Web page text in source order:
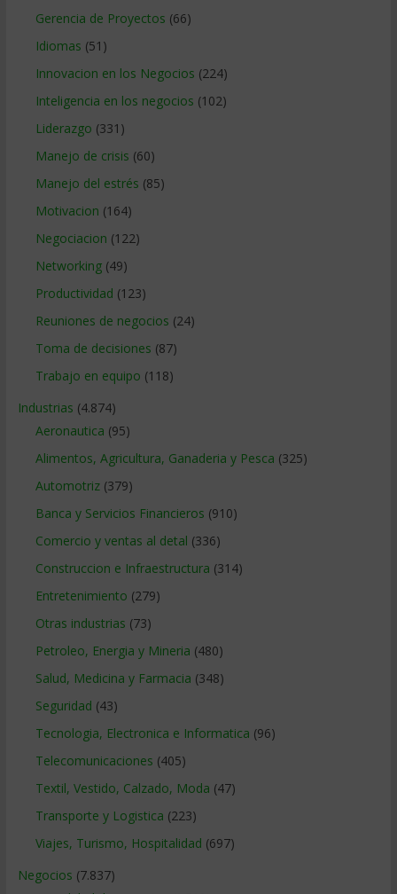
Gerencia de Proyectos (66)
Idiomas (51)
Innovacion en los Negocios (224)
Inteligencia en los negocios (102)
Liderazgo (331)
Manejo de crisis (60)
Manejo del estrés (85)
Motivacion (164)
Negociacion (122)
Networking(49)
Productividad (123)
Reuniones de negocios (24)
Toma de decisiones (87)
Trabajo en equipo (118)
Industrias (4.874)
Aeronautica (95)
Alimentos, Agricultura, Ganaderia y Pesca (325)
Automotriz(379)
Banca y Servicios Financieros (910)
Comercio y ventas al detal (336)
Construccion e Infraestructura (314)
Entretenimiento (279)
Otras industrias (73)
Petroleo, Energia y Mineria (480)
Salud, Medicina y Farmacia (348)
Seguridad (43)
Tecnologia, Electronica e Informatica (96)
Telecomunicaciones (405)
Textil, Vestido, Calzado, Moda (47)
Transporte y Logistica (223)
Viajes, Turismo, Hospitalidad (697)
Negocios (7.837)